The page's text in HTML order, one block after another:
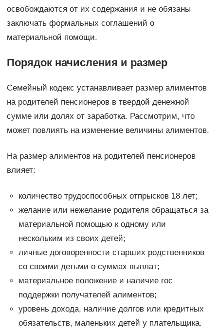
освобождаются от их содержания и не обязаны
заключать формальных соглашений о
материальной помощи.
Порядок начисления и размер
Семейный кодекс устанавливает размер алиментов
на родителей пенсионеров в твердой денежной
сумме или долях от заработка. Рассмотрим, что
может повлиять на изменение величины алиментов.
На размер алиментов на родителей пенсионеров
влияет:
количество трудоспособных отпрысков 18 лет;
желание или нежелание родителя обращаться за
материальной помощью к одному или
нескольким из своих детей;
личные договоренности старших родственников
со своими детьми о суммах выплат;
материальное положение и наличие гос
поддержки получателей алиментов;
уровень дохода, наличие долгов или кредитных
обязательств, маленьких детей у плательщика.